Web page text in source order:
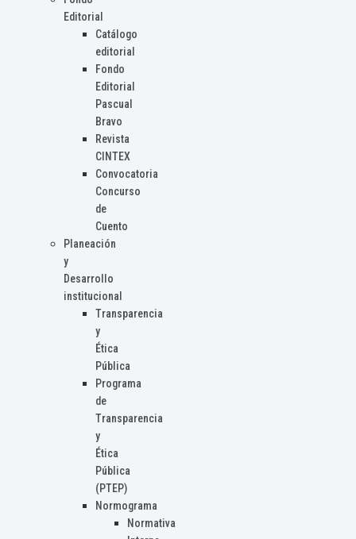
Editorial
Catálogo
editorial
Fondo
Editorial
Pascual
Bravo
Revista
CINTEX
Convocatoria
Concurso
de
Cuento
Planeación
y
Desarrollo
institucional
Transparencia
y
Ética
Pública
Programa
de
Transparencia
y
Ética
Pública
(PTEP)
Normograma
Normativa